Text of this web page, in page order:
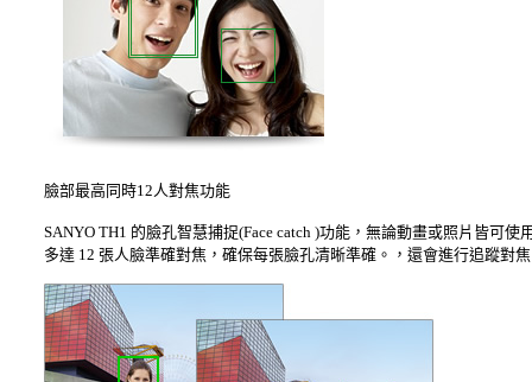
臉部最高同時12人對焦功能
SANYO TH1 的臉孔智慧捕捉(Face catch )功能，無論動畫或照片皆可
多達 12 張人臉準確對焦，確保每張臉孔清晰準確。，還會進行追蹤對